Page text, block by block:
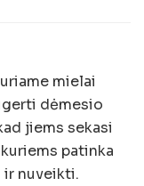
mielai
dėmesio
jiems sekasi
patinka
ir nuveikti.